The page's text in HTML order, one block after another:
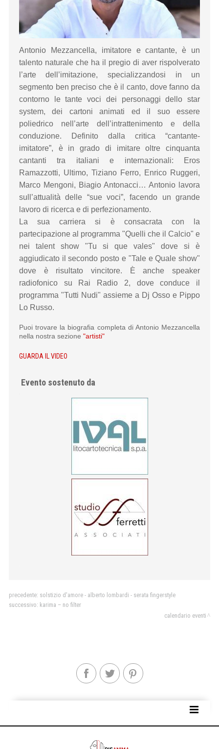
Antonio Mezzancella, imitatore e cantante, è un
talento naturale che ha il pregio di aver rispolverato
l’arte dell’imitazione, specializzandosi in un
segmento ben preciso che è il canto, dove fanno da
contorno le tante voci dei personaggi dello star
system, dei cartoni animati ed il suo essere
poliedrico nell’arte dell’intrattenimento e della
conduzione. Definito dalla critica “cantante-
imitatore”, è in grado di imitare oltre cinquanta
cantanti tra italiani e internazionali: Eros
Ramazzotti, Ultimo, Tiziano Ferro, Enrico Ruggeri,
Marco Mengoni, Biagio Antonacci… Antonio lavora
sull’attualità delle “sue voci”, facendo un grande
lavoro di ricerca e di perfezionamento.
La sua carriera si è consacrata con la
partecipazione al programma "Quelli che il Calcio" e
nei talent show "Tu si que vales" dove si è
aggiudicato il secondo posto e "Tale e Quale show"
dove è risultato vincitore. È anche speaker
radiofonico su Rai Radio 2, dove conduce il
programma "Tutti Nudi" assieme a Dj Osso e Pippo
Lo Russo.
Puoi trovare la biografia completa di Antonio Mezzancella
nella nostra sezione "artisti"
GUARDA IL VIDEO
Evento sostenuto da
precedente: solstizio d'amore - alberto lombardi - serata fingerstyle
successivo: karima – no filter
calendario eventi